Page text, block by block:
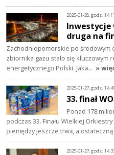
2025-01-28, godz.
Inwestycje
druga na
Zachodniopomorskie po środowym
zbiornika gazu stało się kluczowym
energetycznego Polski. Jaka… »
2025-01-27, godz.
33. finał
Ponad 178
podczas 33. Finału Wielkiej
pieniędzy jeszcze trwa, a
2025-01-27, godz.